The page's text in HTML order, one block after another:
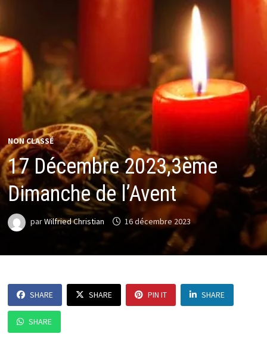
NON CLASSÉ
17 Décembre 2023,3ème
Dimanche de l’Avent
parWilfried Christian 16 décembre 2023
SHARE SHARE PIN IT SHARE
SHARE